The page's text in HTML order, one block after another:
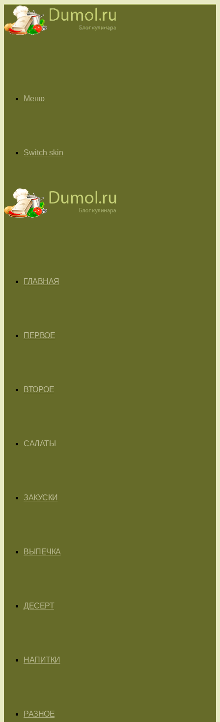
Меню
Switch skin
ГЛАВНАЯ
ПЕРВОЕ
ВТОРОЕ
САЛАТЫ
ЗАКУСКИ
ВЫПЕЧКА
ДЕСЕРТ
НАПИТКИ
РАЗНОЕ